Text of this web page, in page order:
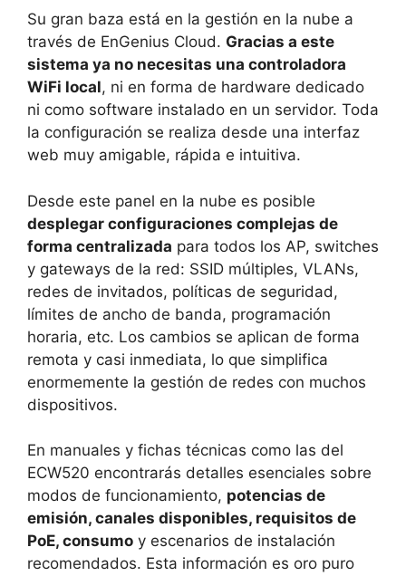
Su gran baza está en la gestión en la nube a
través de EnGenius Cloud. Gracias a este
sistema ya no necesitas una controladora
WiFi local, ni en forma de hardware dedicado
ni como software instalado en un servidor. Toda
la configuración se realiza desde una interfaz
web muy amigable, rápida e intuitiva.
Desde este panel en la nube es posible
desplegar configuraciones complejas de
forma centralizada para todos los AP, switches
y gateways de la red: SSID múltiples, VLANs,
redes de invitados, políticas de seguridad,
límites de ancho de banda, programación
horaria, etc. Los cambios se aplican de forma
remota y casi inmediata, lo que simplifica
enormemente la gestión de redes con muchos
dispositivos.
En manuales y fichas técnicas como las del
ECW520 encontrarás detalles esenciales sobre
modos de funcionamiento, potencias de
emisión, canales disponibles, requisitos de
PoE, consumo y escenarios de instalación
recomendados. Esta información es oro puro